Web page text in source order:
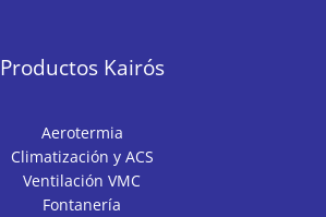
Productos Kairós
Aerotermia
Climatización y ACS
Ventilación VMC
Fontanería